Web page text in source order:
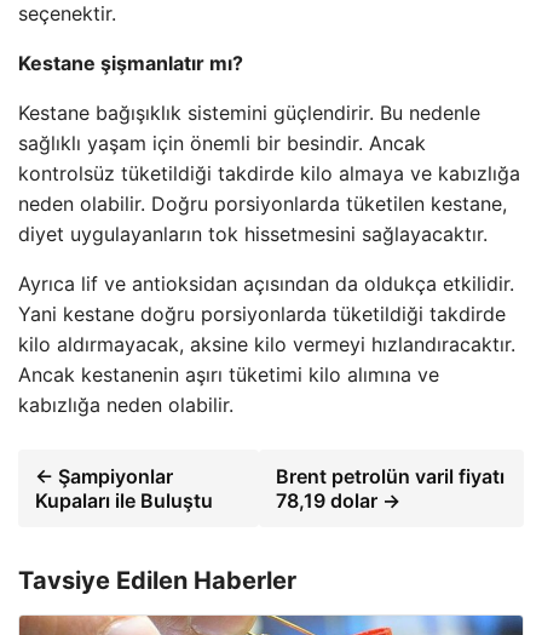
seçenektir.
Kestane şişmanlatır mı?
Kestane bağışıklık sistemini güçlendirir. Bu nedenle
sağlıklı yaşam için önemli bir besindir. Ancak
kontrolsüz tüketildiği takdirde kilo almaya ve kabızlığa
neden olabilir. Doğru porsiyonlarda tüketilen kestane,
diyet uygulayanların tok hissetmesini sağlayacaktır.
Ayrıca lif ve antioksidan açısından da oldukça etkilidir.
Yani kestane doğru porsiyonlarda tüketildiği takdirde
kilo aldırmayacak, aksine kilo vermeyi hızlandıracaktır.
Ancak kestanenin aşırı tüketimi kilo alımına ve
kabızlığa neden olabilir.
← Şampiyonlar
Kupaları ile Buluştu
Brent petrolün varil fiyatı
78,19 dolar →
Tavsiye Edilen Haberler